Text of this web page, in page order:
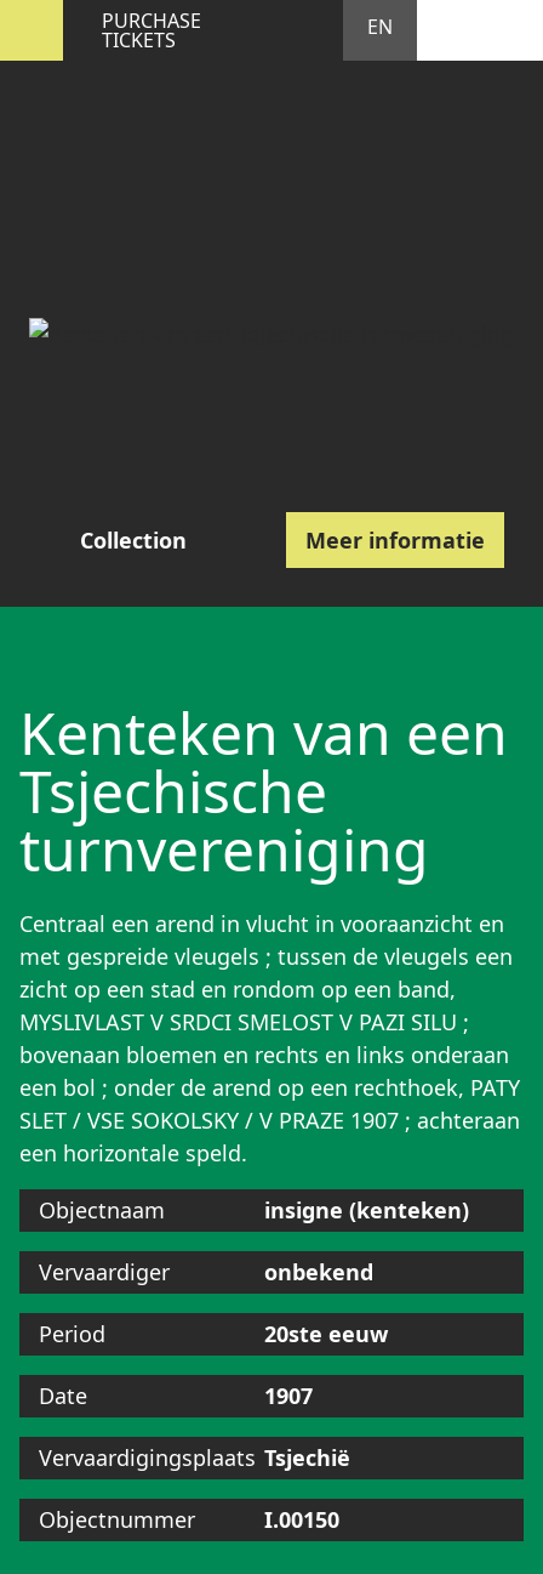
PURCHASE
TICKETS EN
Collection Meer informatie
Kenteken van een
Tsjechische
turnvereniging
Centraal een arend in vlucht in vooraanzicht en
met gespreide vleugels ; tussen de vleugels een
zicht op een stad en rondom op een band,
MYSLIVLAST V SRDCI SMELOST V PAZI SILU ;
bovenaan bloemen en rechts en links onderaan
een bol ; onder de arend op een rechthoek, PATY
SLET / VSE SOKOLSKY / V PRAZE 1907 ; achteraan
een horizontale speld.
Objectnaam
insigne (kenteken)
Vervaardiger onbekend
Period 20ste eeuw
Date 1907
Vervaardigingsplaats Tsjechië
Objectnummer I.00150